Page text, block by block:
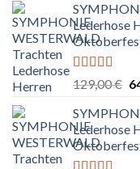
Lederhose
Bewertet
5.00
5
129,00€
Lederhose